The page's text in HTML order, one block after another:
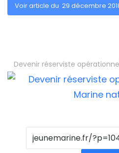
Voir article du 29 décembre
Devenir réserviste